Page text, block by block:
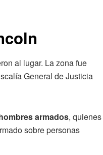
al lugar. La zona fue
General de Justicia
armados, quienes
sobre personas